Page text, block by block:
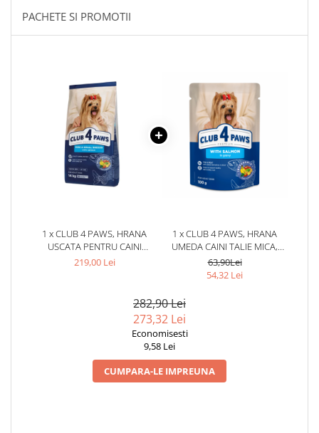
PACHETE SI PROMOTII
1 x CLUB 4 PAWS, HRANA
USCATA PENTRU CAINI
ADULTI, TALIE MICA SI
219,00 Lei
1 x CLUB 4 PAWS, HRANA
UMEDA CAINI TALIE MICA,
SOMON IN SOS, 24X100G
63,90Lei
54,32 Lei
282,90 Lei
273,32 Lei
Economisesti
9,58 Lei
CUMPARA-LE IMPREUNA